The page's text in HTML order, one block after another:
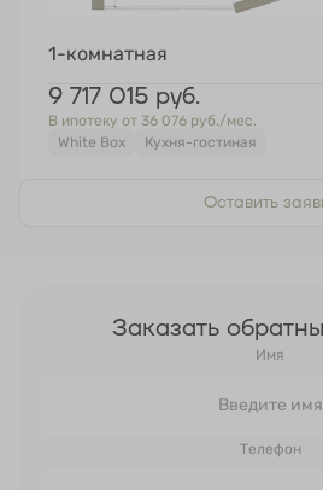
1-комнатная
9 717 015 руб.
В ипотеку от 36 076 руб./мес.
White Box
Кухня-гостиная
Оставить
Заказать
Имя
Телефон